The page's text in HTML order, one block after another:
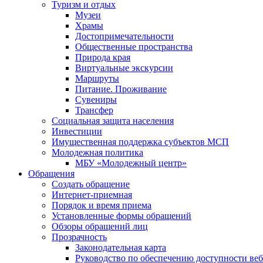
Туризм и отдых
Музеи
Храмы
Достопримечательности
Общественные пространства
Природа края
Виртуальные экскурсии
Маршруты
Питание. Проживание
Сувениры
Трансфер
Социальная защита населения
Инвестиции
Имущественная поддержка субъектов МСП
Молодежная политика
МБУ «Молодежный центр»
Обращения
Создать обращение
Интернет-приемная
Порядок и время приема
Установленные формы обращений
Обзоры обращений лиц
Прозрачность
Законодательная карта
Руководство по обеспечению доступности